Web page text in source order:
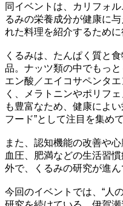
同イベントは、カリフォ
るみの栄養成分が健康に
れた料理を紹介するために
くるみは、たんぱく質と
品。ナッツ類の中でもっ
エン酸／エイコサペンタ
く、メラトニンやポリフ
も豊富なため、健康によ
フード”として注目を集めて
また、認知機能の改善や
血圧、肥満などの生活習
外で、くるみの研究が進ん
今回のイベントでは、“人